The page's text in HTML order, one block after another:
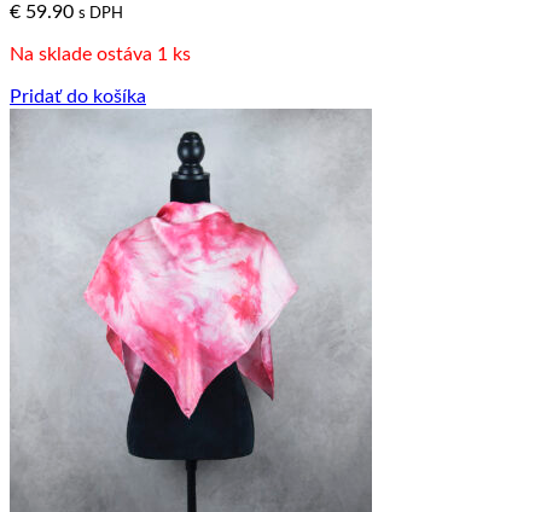
€ 59.90 s DPH
Na sklade ostáva 1 ks
Pridať do košíka